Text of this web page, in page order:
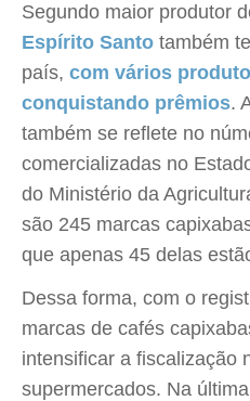
Segundo maior produtor
Espírito Santo também
país, com vários
conquistando prêmios.
também se reflete no
comercializadas no
do Ministério da
são 245 marcas
que apenas 45 delas
Dessa forma, com o
marcas de cafés
intensificar a fiscalização
supermercados. Na